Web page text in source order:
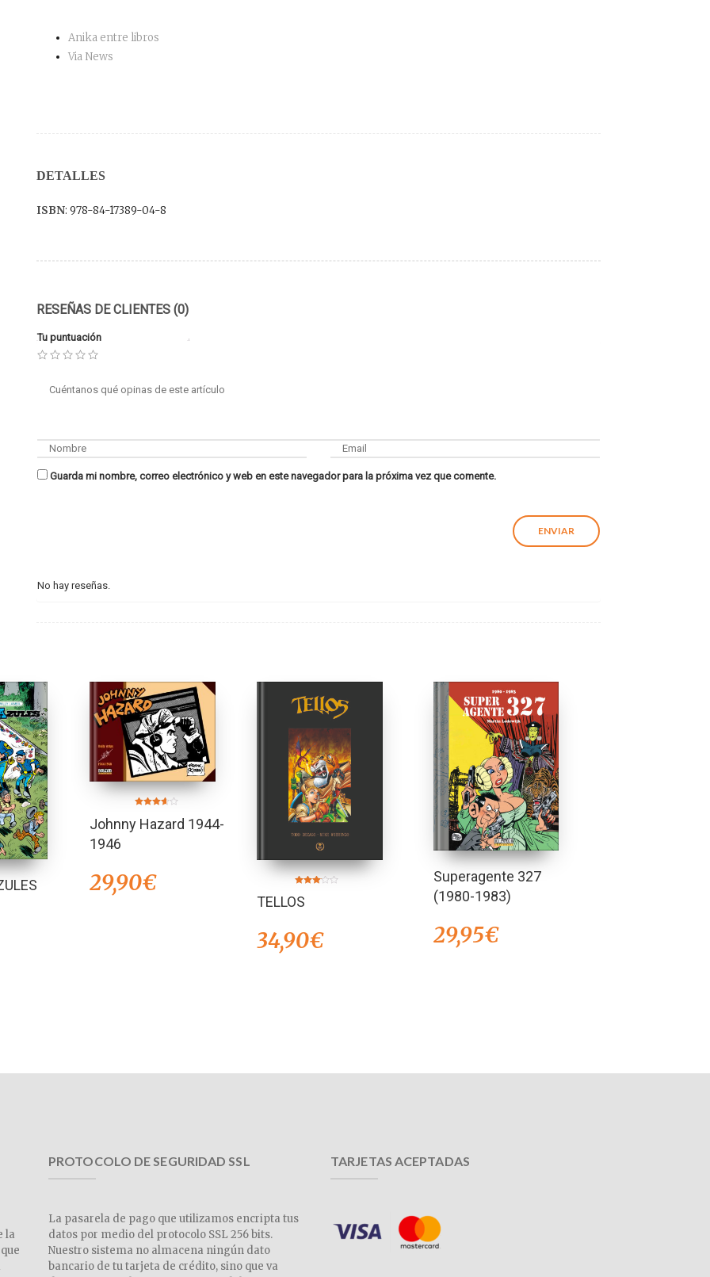
Anika entre libros
Via News
DETALLES
ISBN: 978-84-17389-04-8
RESEÑAS DE CLIENTES (0)
Tu puntuación
Guarda mi nombre, correo electrónico y web en este navegador para la próxima vez que comente.
No hay reseñas.
en
3.50
Johnny Hazard 1944-
1946
29,90€
en
3.00
TELLOS
34,90€
Superagente 327
(1980-1983)
29,95€
la
PROTOCOLO DE SEGURIDAD SSL
La pasarela de pago que utilizamos encripta tus
datos por medio del protocolo SSL 256 bits.
Nuestro sistema no almacena ningún dato
bancario de tu tarjeta de crédito, sino que va
TARJETAS ACEPTADAS